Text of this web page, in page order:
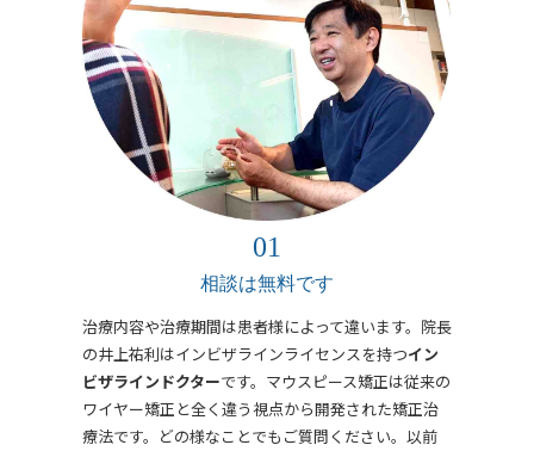
相談は無料です
治療内容や治療期間は患者様によって違います。院長
の井上祐利はインビザラインライセンスを持つイン
ビザラインドクターです。マウスピース矯正は従来の
ワイヤー矯正と全く違う視点から開発された矯正治
療法です。どの様なことでもご質問ください。以前